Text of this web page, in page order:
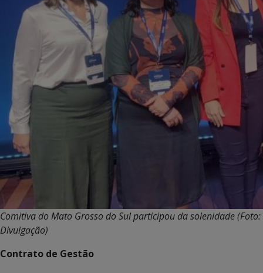
Comitiva do Mato Grosso do Sul participou da solenidade (Foto:
Divulgação)
Contrato de Gestão